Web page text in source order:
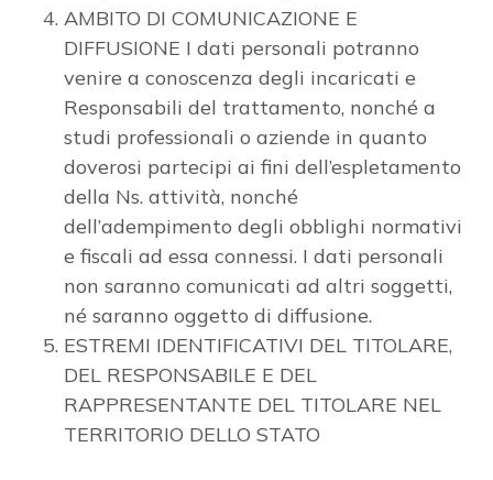
AMBITO DI COMUNICAZIONE E
DIFFUSIONE I dati personali potranno
venire a conoscenza degli incaricati e
Responsabili del trattamento, nonché a
studi professionali o aziende in quanto
doverosi partecipi ai fini dell’espletamento
della Ns. attività, nonché
dell’adempimento degli obblighi normativi
e fiscali ad essa connessi. I dati personali
non saranno comunicati ad altri soggetti,
né saranno oggetto di diffusione.
ESTREMI IDENTIFICATIVI DEL TITOLARE,
DEL RESPONSABILE E DEL
RAPPRESENTANTE DEL TITOLARE NEL
TERRITORIO DELLO STATO
5+
Altre
opzioni